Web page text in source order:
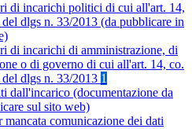
di incarichi politici di cui all'art. 14,
dlgs n. 33/2013 (da pubblicare in
di incarichi di amministrazione, di
o di governo di cui all'art. 14, co.
del dlgs n. 33/2013 1
dall'incarico (documentazione da
sul sito web)
mancata comunicazione dei dati